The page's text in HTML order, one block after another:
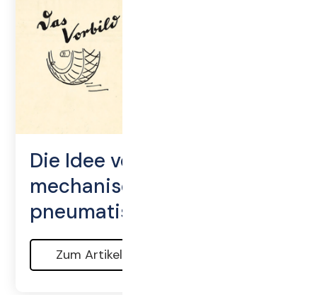
Die Idee vom
mechanischen zum
pneumatischen Pressen
Zum Artikel